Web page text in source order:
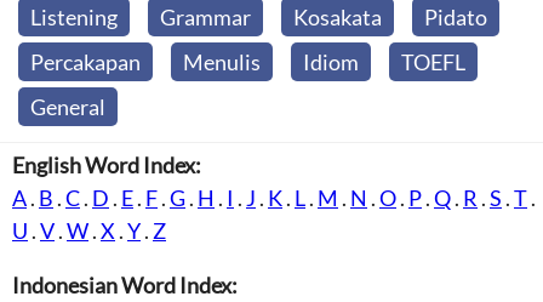
Listening Grammar Kosakata
Pidato
Percakapan
Menulis Idiom
TOEFL
General
English Word Index:
A. B .C. D . E. F.G. H . I . J . K. L. M . N .O. P.Q. R .S .T.
U .V.W.X .Y. Z
Indonesian Word Index: